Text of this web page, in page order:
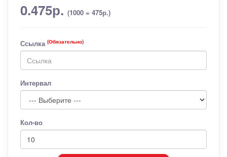
0.475р. (1000 = 475р.)
Ссылка (Обязательно)
Интервал
Кол-во